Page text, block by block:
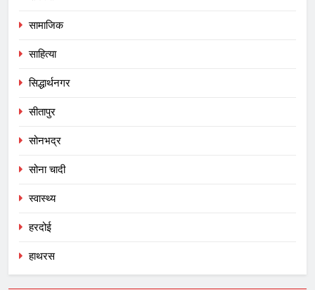
सामाजिक
साहित्या
सिद्धार्थनगर
सीतापुर
सोनभद्र
सोना चादी
स्वास्थ्य
हरदोई
हाथरस